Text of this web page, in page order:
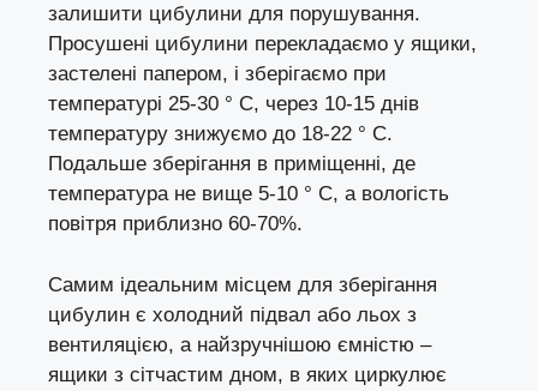
залишити цибулини для порушування.
Просушені цибулини перекладаємо у ящики,
застелені папером, і зберігаємо при
температурі 25-30 ° С, через 10-15 днів
температуру знижуємо до 18-22 ° С.
Подальше зберігання в приміщенні, де
температура не вище 5-10 ° С, а вологість
повітря приблизно 60-70%.
Самим ідеальним місцем для зберігання
цибулин є холодний підвал або льох з
вентиляцією, а найзручнішою ємністю –
ящики з сітчастим дном, в яких циркулює